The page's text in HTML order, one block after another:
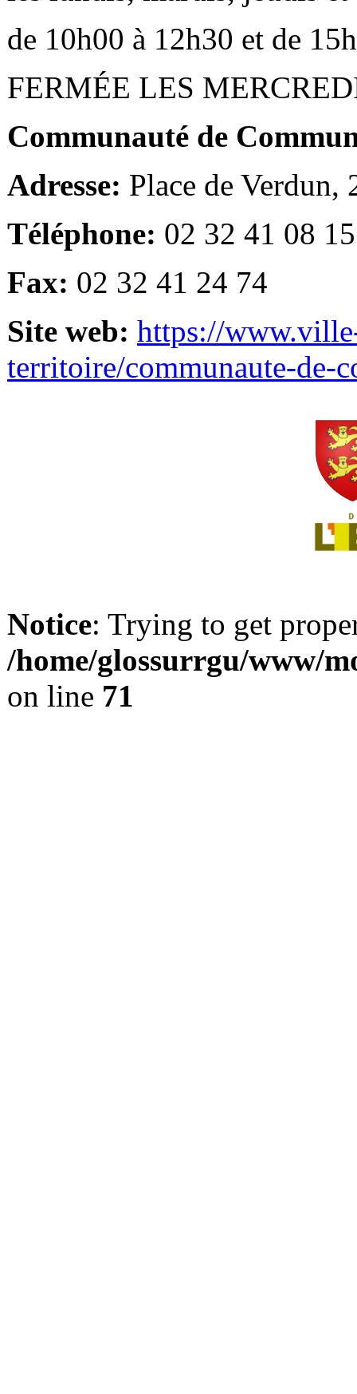
de 10h00 à 12h30 et de
FERMÉE LES
Communauté de
Adresse: Place de Verdun,
Téléphone: 02 32 41 08 15
Fax: 02 32 41 24 74
Site web: https://
territoire/communaute-de-
Notice: Trying to get
/home/glossurrgu/www/
on line 71